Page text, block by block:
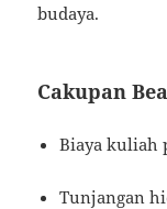
budaya.
Cakupan
Biaya kuliah
Tunjangan